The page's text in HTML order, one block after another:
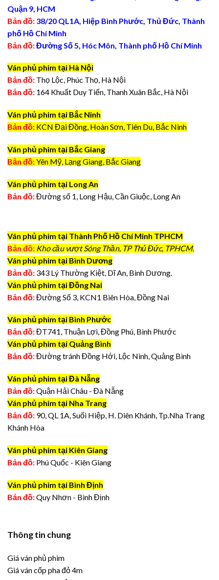
Quận 9, HCM
Bản đồ: 38/20 QL1A, Hiệp Bình Phước, Thủ Đức, Thành
phố Hồ Chí Minh
Bản đồ:Đường Số 5, Hóc Môn, Thành phố Hồ Chí Minh
Ván phủ phim tại Hà Nội
Bản đồ: Thọ Lộc, Phúc Thọ, Hà Nội
Bản đồ: 164 Khuất Duy Tiến, Thanh Xuân Bắc, Hà Nội
Ván phủ phim tại Bắc Ninh
Bản đồ: KCN Đại Đồng, Hoàn Sơn, Tiên Du, Bắc Ninh
Ván phủ phim tại Bắc Giang
Bản đồ:Yên Mỹ, Lạng Giang, Bắc Giang
Ván phủ phim tại Long An
Bản đồ:Đường số 1, Long Hậu, Cần Giuộc, Long An
Ván phủ phim tại Thành Phố Hồ Chí Minh TPHCM
Bản đồ: Kho cầu vượt Sóng Thần, TP Thủ Đức, TPHCM.
Ván phủ phim tại Bình Dương
Bản đồ: 343 Lý Thường Kiệt, Dĩ An, Bình Dương.
Ván phủ phim tại Đồng Nai
Bản đồ:Đường Số 3, KCN1 Biên Hòa, Đồng Nai
Ván phủ phim tại Bình Phước
Bản đồ:ĐT741, Thuận Lợi, Đồng Phú, Bình Phước
Ván phủ phim tại Quảng Bình
Bản đồ:Đường tránh Đồng Hới, Lộc Ninh, Quảng Bình
Ván phủ phim tại Đà Nẵng
Bản đồ:Quận Hải Châu - Đà Nẵng
Ván phủ phim tại Nha Trang
Bản đồ: 90, QL 1A, Suối Hiệp, H. Diên Khánh, Tp.Nha Trang
Khánh Hòa
Ván phủ phim tại Kiên Giang
Bản đồ: Phú Quốc - Kiên Giang
Ván phủ phim tại Bình Định
Bản đồ:Quy Nhơn - Bình Định
Thông tin chung
Giá ván phủ phim
Giá ván cốp pha đỏ 4m